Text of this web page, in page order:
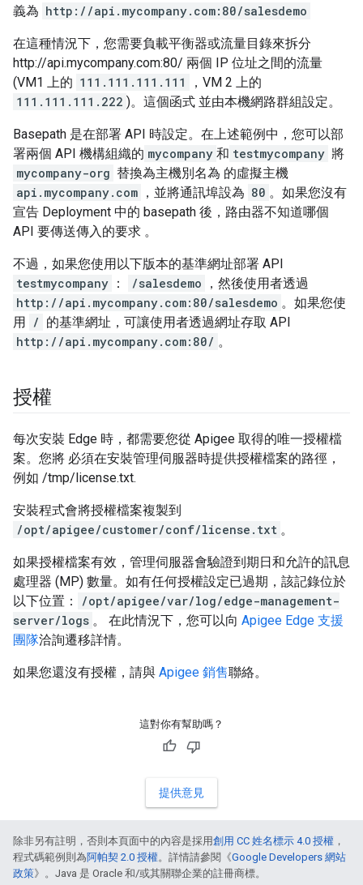
義為 http://api.mycompany.com:80/salesdemo
在這種情況下，您需要負載平衡器或流量目錄來拆分
http://api.mycompany.com:80/ 兩個 IP 位址之間的流量
(VM1 上的 111.111.111.111
，VM 2 上的
111.111.111.222 )。這個函式 並由本機網路群組設定。
Basepath 是在部署 API 時設定。在上述範例中，您可以部
署兩個 API 機構組織的 mycompany 和 testmycompany 將
mycompany-org 替換為主機別名為 的虛擬主機
api.mycompany.com ，並將通訊埠設為 80 。如果您沒有
宣告 Deployment 中的 basepath 後，路由器不知道哪個
API 要傳送傳入的要求 。
不過，如果您使用以下版本的基準網址部署 API
testmycompany ： /salesdemo
，然後使用者透過
http://api.mycompany.com:80/salesdemo 。如果您使
用 / 的基準網址，可讓使用者透過網址存取 API
http://api.mycompany.com:80/ 。
授權
每次安裝 Edge 時，都需要您從 Apigee 取得的唯一授權檔
案。您將 必須在安裝管理伺服器時提供授權檔案的路徑，
例如 /tmp/license.txt.
安裝程式會將授權檔案複製到
/opt/apigee/customer/conf/license.txt 。
如果授權檔案有效，管理伺服器會驗證到期日和允許的訊息
處理器 (MP) 數量。如有任何授權設定已過期，該記錄位於
以下位置：
/opt/apigee/var/log/edge-management-
server/logs 。 在此情況下，您可以向 Apigee Edge 支援
團隊洽詢遷移詳情。
如果您還沒有授權，請與 Apigee 銷售聯絡。
這對你有幫助嗎？
提供意見
除非另有註明，否則本頁面中的內容是採用創用 CC 姓名標示 4.0 授權 ，
程式碼範例則為阿帕契 2.0 授權。詳情請參閱《Google Developers 網站
政策》。Java 是 Oracle 和/或其關聯企業的註冊商標。